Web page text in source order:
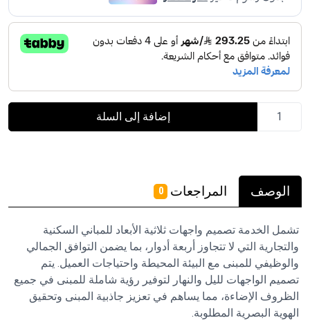
إضافة إلى السلة
الوصف المراجعات 0
تشمل الخدمة تصميم واجهات ثلاثية الأبعاد للمباني السكنية
والتجارية التي لا تتجاوز أربعة أدوار، بما يضمن التوافق الجمالي
والوظيفي للمبنى مع البيئة المحيطة واحتياجات العميل. يتم
تصميم الواجهات لليل والنهار لتوفير رؤية شاملة للمبنى في جميع
الظروف الإضاءة، مما يساهم في تعزيز جاذبية المبنى وتحقيق
الهوية البصرية المطلوبة.